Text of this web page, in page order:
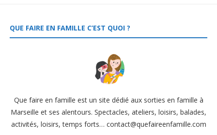
QUE FAIRE EN FAMILLE C’EST QUOI ?
Que faire en famille est un site dédié aux sorties en famille à
Marseille et ses alentours. Spectacles, ateliers, loisirs, balades,
activités, loisirs, temps forts… contact@quefaireenfamille.com